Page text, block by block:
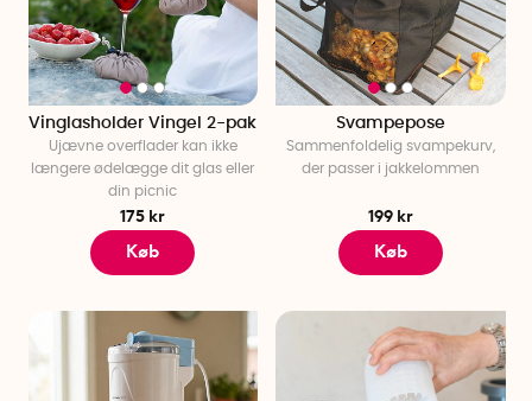
Vinglasholder Vingel 2-pak
Ujævne overflader kan ikke
længere ødelægge dit glas eller
din picnic
175 kr
Køb
Svampepose
Sammenfoldelig svampekurv,
der passer i jakkelommen
199 kr
Køb